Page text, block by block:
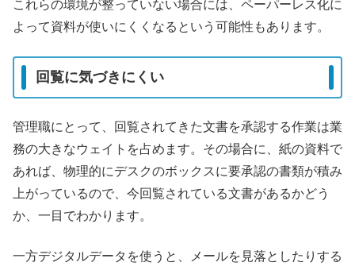
これらの環境が整っていない場合には、ペーパーレス化に
よって資料が使いにくくなるという可能性もあります。
回覧に気づきにくい
管理職にとって、回覧されてきた文書を承認する作業は業
務の大きなウェイトを占めます。その場合に、紙の資料で
あれば、物理的にデスクのボックスに要承認の書類が積み
上がっているので、今回覧されている文書があるかどう
か、一目でわかります。
一方デジタルデータを使うと、メールを見落としたりする